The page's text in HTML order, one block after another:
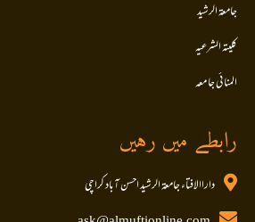
جامعۃ الرشید
کلیتہ الشرعیہ
المنا ئی جا معہ
رابطے میں رہیں
داراالافتاء جامعۃ الرشید احسن آباد کراچی